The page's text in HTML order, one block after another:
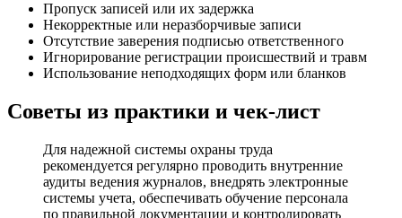
Пропуск записей или их задержка
Некорректные или неразборчивые записи
Отсутствие заверения подписью ответственного
Игнорирование регистрации происшествий и травм
Использование неподходящих форм или бланков
Советы из практики и чек-лист
Для надежной системы охраны труда
рекомендуется регулярно проводить внутренние
аудиты ведения журналов, внедрять электронные
системы учета, обеспечивать обучение персонала
по правильной документации и контролировать